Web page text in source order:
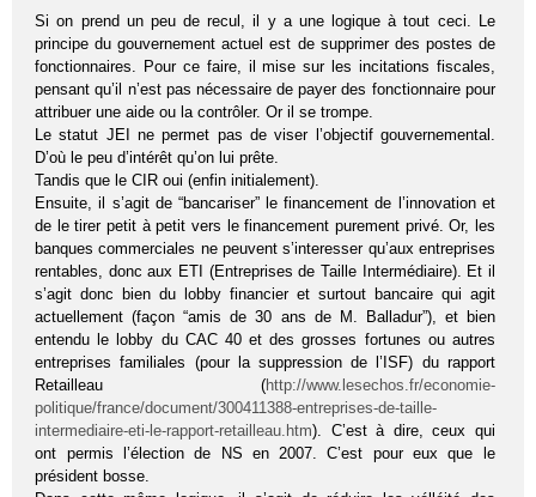
Si on prend un peu de recul, il y a une logique à tout ceci. Le
principe du gouvernement actuel est de supprimer des postes de
fonctionnaires. Pour ce faire, il mise sur les incitations fiscales,
pensant qu’il n’est pas nécessaire de payer des fonctionnaire pour
attribuer une aide ou la contrôler. Or il se trompe.
Le statut JEI ne permet pas de viser l’objectif gouvernemental.
D’où le peu d’intérêt qu’on lui prête.
Tandis que le CIR oui (enfin initialement).
Ensuite, il s’agit de “bancariser” le financement de l’innovation et
de le tirer petit à petit vers le financement purement privé. Or, les
banques commerciales ne peuvent s’interesser qu’aux entreprises
rentables, donc aux ETI (Entreprises de Taille Intermédiaire). Et il
s’agit donc bien du lobby financier et surtout bancaire qui agit
actuellement (façon “amis de 30 ans de M. Balladur”), et bien
entendu le lobby du CAC 40 et des grosses fortunes ou autres
entreprises familiales (pour la suppression de l’ISF) du rapport
Retailleau (http://www.lesechos.fr/economie-
politique/france/document/300411388-entreprises-de-taille-
intermediaire-eti-le-rapport-retailleau.htm). C’est à dire, ceux qui
ont permis l’élection de NS en 2007. C’est pour eux que le
président bosse.